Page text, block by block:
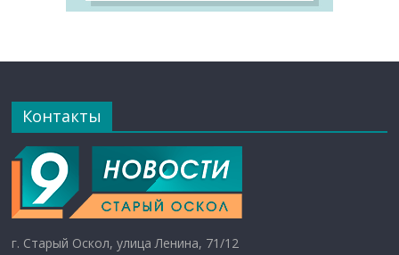
Контакты
г. Старый Оскол, улица Ленина, 71/12